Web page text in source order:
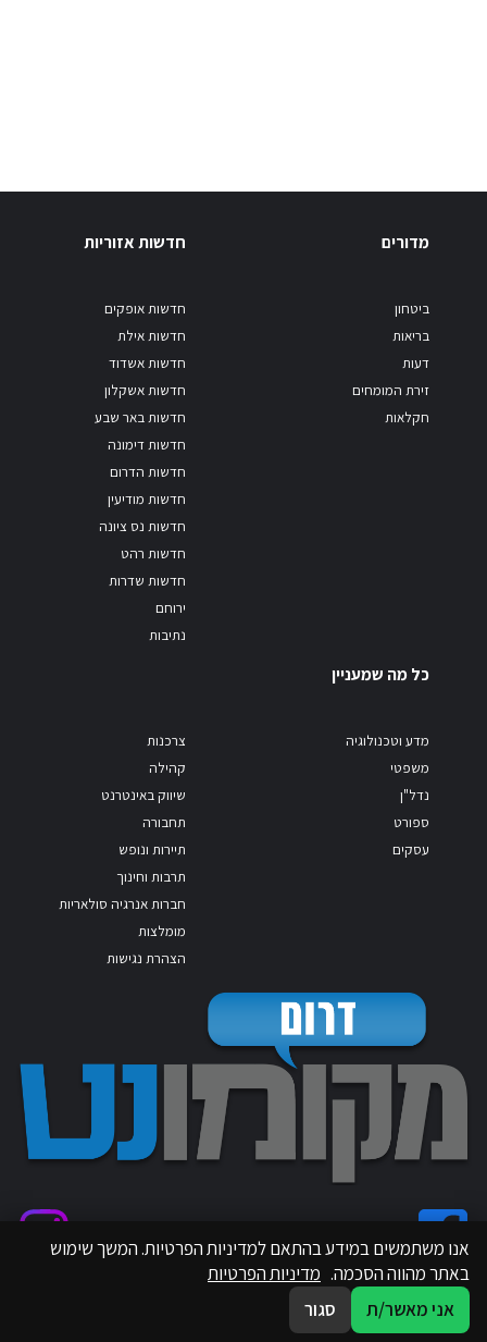
מדורים
ביטחון
בריאות
דעות
זירת המומחים
חקלאות
חדשות אזוריות
חדשות אופקים
חדשות אילת
חדשות אשדוד
חדשות אשקלון
חדשות באר שבע
חדשות דימונה
חדשות הדרום
חדשות מודיעין
חדשות נס ציונה
חדשות רהט
חדשות שדרות
ירוחם
נתיבות
כל מה שמעניין
מדע וטכנולוגיה
משפטי
נדל"ן
ספורט
עסקים
צרכנות
קהילה
שיווק באינטרנט
תחבורה
תיירות ונופש
תרבות וחינוך
חברות אנרגיה סולאריות
מומלצות
הצהרת נגישות
אנו משתמשים במידע בהתאם למדיניות הפרטיות. המשך שימוש
באתר מהווה הסכמה. מדיניות הפרטיות
אני מאשר/ת
סגור